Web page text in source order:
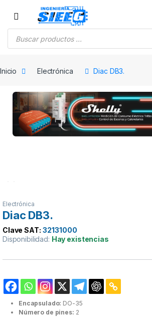
Saltar a la navegación
Saltar al contenido
Inicio Electrónica Diac DB3.
Electrónica
Diac DB3.
Clave SAT: 32131000
Disponibilidad: Hay existencias
Encapsulado: DO-35
Número de pines: 2